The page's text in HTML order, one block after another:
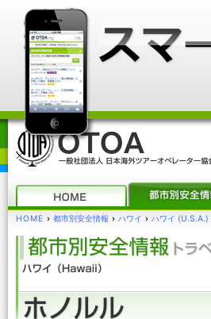
HOME › 都市別安全情報 › ハワイ › ハワイ (U.S.A.)